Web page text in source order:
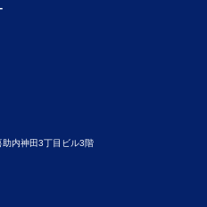
内神田3丁目ビル3階